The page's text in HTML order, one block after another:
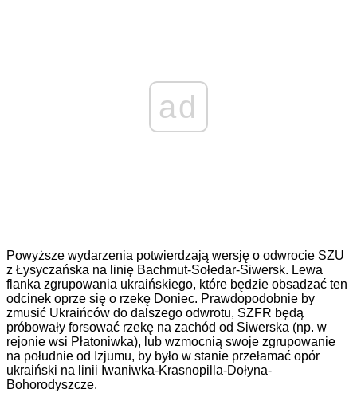
ad
Powyższe wydarzenia potwierdzają wersję o odwrocie SZU
z Łysyczańska na linię Bachmut-Sołedar-Siwersk. Lewa
flanka zgrupowania ukraińskiego, które będzie obsadzać ten
odcinek oprze się o rzekę Doniec. Prawdopodobnie by
zmusić Ukraińców do dalszego odwrotu, SZFR będą
próbowały forsować rzekę na zachód od Siwerska (np. w
rejonie wsi Płatoniwka), lub wzmocnią swoje zgrupowanie
na południe od Izjumu, by było w stanie przełamać opór
ukraiński na linii Iwaniwka-Krasnopilla-Dołyna-
Bohorodyszcze.